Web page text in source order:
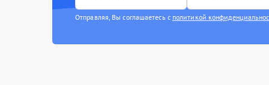
Отправляя, Вы соглашаетесь с политикой